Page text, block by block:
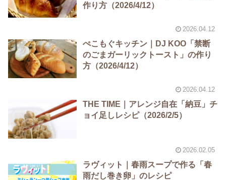
作り方（2026/4/12）
2026.04.12
ぺこもぐキッチン｜DJ KOO「禁断
のごまガーリックトースト」の作り
方（2026/4/12）
2026.04.12
THE TIME｜アレンジ自在「納豆」チ
ョイ足しレシピ（2026/2/5）
2026.02.05
ラヴィット｜春雨スープで作る「春
雨だし巻き卵」のレシピ